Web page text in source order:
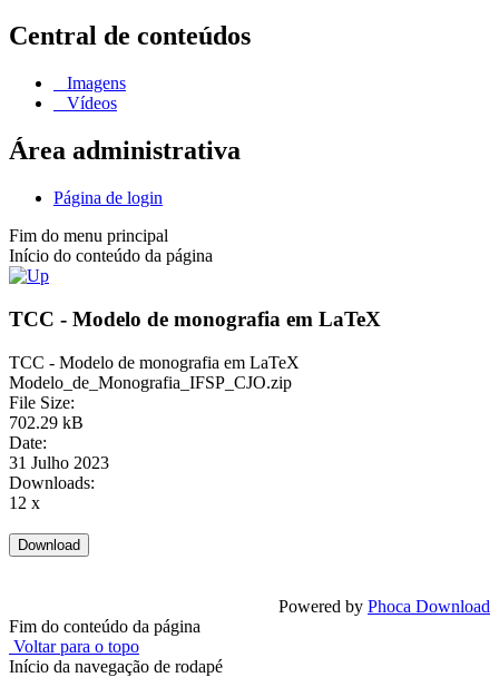
Central de conteúdos
Imagens
Vídeos
Área administrativa
Página de login
Fim do menu principal
Início do conteúdo da página
TCC - Modelo de monografia em LaTeX
TCC - Modelo de monografia em LaTeX
Modelo_de_Monografia_IFSP_CJO.zip
File Size:
702.29 kB
Date:
31 Julho 2023
Downloads:
12 x
Powered by Phoca Download
Fim do conteúdo da página
Voltar para o topo
Início da navegação de rodapé